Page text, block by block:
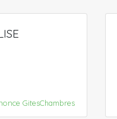
GitesChambres